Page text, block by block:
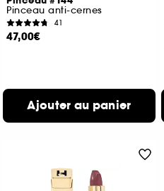
Pinceau anti-cernes
41
47,00€
Ajouter au panier